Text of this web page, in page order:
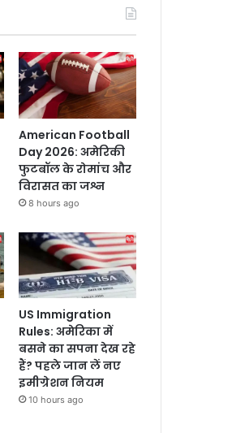
American Football
Day 2026: अमेरिकी
फुटबॉल के रोमांच और
विरासत का जश्न
8 hours ago
US Immigration
Rules: अमेरिका में
बसने का सपना देख रहे
हैं? पहले जान लें नए
इमीग्रेशन नियम
10 hours ago